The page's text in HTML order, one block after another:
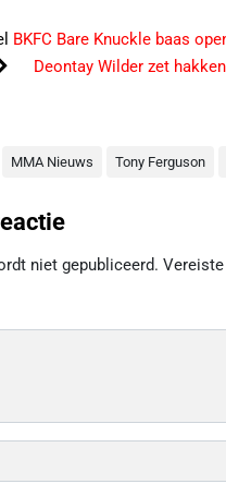
BKFC Bare Knuckle baas
Deontay Wilder zet
MMA Nieuws Tony Ferguson
niet gepubliceerd.